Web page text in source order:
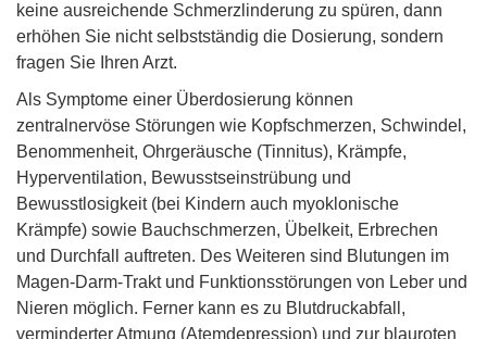
keine ausreichende Schmerzlinderung zu spüren, dann
erhöhen Sie nicht selbstständig die Dosierung, sondern
fragen Sie Ihren Arzt.
Als Symptome einer Überdosierung können
zentralnervöse Störungen wie Kopfschmerzen, Schwindel,
Benommenheit, Ohrgeräusche (Tinnitus), Krämpfe,
Hyperventilation, Bewusstseinstrübung und
Bewusstlosigkeit (bei Kindern auch myoklonische
Krämpfe) sowie Bauchschmerzen, Übelkeit, Erbrechen
und Durchfall auftreten. Des Weiteren sind Blutungen im
Magen-Darm-Trakt und Funktionsstörungen von Leber und
Nieren möglich. Ferner kann es zu Blutdruckabfall,
verminderter Atmung (Atemdepression) und zur blauroten